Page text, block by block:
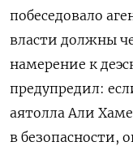
побеседовало
власти должны
намерение к
предупредил:
аятолла Али
в безопасности,